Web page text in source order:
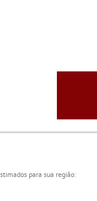
para sua região: